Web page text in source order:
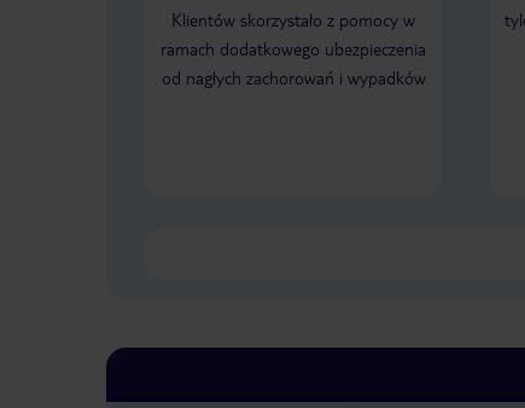
Klientów skorzystało z pomocy w
ramach dodatkowego ubezpieczenia
od nagłych zachorowań i wypadków